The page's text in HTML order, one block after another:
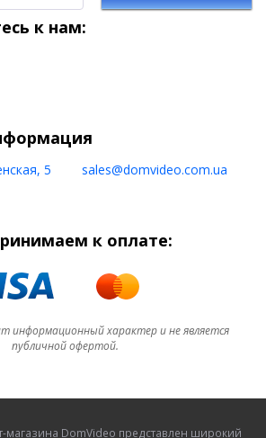
к нам:
5 sales@domvideo.com.ua
к оплате:
информационный характер и не является
публичной офертой.
магазина DomVideo представлен широкий